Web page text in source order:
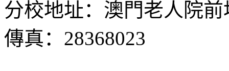
分校地址：澳門老人院
傳真：28368023